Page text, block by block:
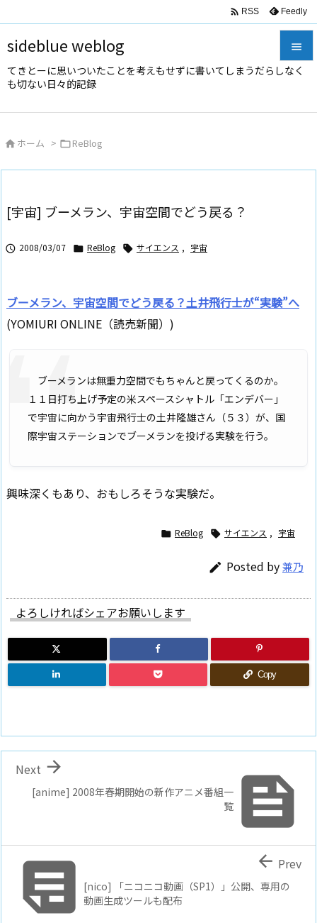
sideblue weblog
てきとーに思いついたことを考えもせずに書いてしまうだらしなく
も切ない日々的記録



 RSS Feedly
 ホーム > ReBlog
[宇宙] ブーメラン、宇宙空間でどう戻る？
 2008/03/07  ReBlog  サイエンス , 宇宙
ブーメラン、宇宙空間でどう戻る？土井飛行士が“実験”へ
(YOMIURI ONLINE（読売新聞）)
ブーメランは無重力空間でもちゃんと戻ってくるのか――。
１１日打ち上げ予定の米スペースシャトル「エンデバー」
で宇宙に向かう宇宙飛行士の土井隆雄さん（５３）が、国
際宇宙ステーションでブーメランを投げる実験を行う。
興味深くもあり、おもしろそうな実験だ。
 ReBlog  サイエンス , 宇宙
 Posted by兼乃
よろしければシェアお願いします
Copy

[anime] 2008年春期開始の新作アニメ番組一
覧

Next
[nico] 「ニコニコ動画（SP1）」公開、専用の
動画生成ツールも配布
 Prev